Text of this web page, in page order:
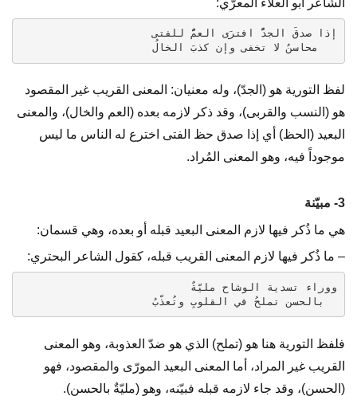
إذا صدقَ الجدُّ افترَى العمُّ للفتى
لفظ التورية هو (الجدّ)، وله معنيان: المعنى القريب غير المقصود
هو (النسب والقربى)، وقد ذكر لازمه بعده (العم والخال)، والمعنى
البعيد (الحظ) أي إذا صدق حظ الفتى اخترع له الناس ما ليس
موجوداً فيه، وهو المعنى المُراد.
3- مبيّنة
هي ما ذُكر فيها لازم المعنى البعيد قبله أو بعده، وهي قسمان:
– ما ذُكر فيها لازم المعنى القريب قبله، كقول الشاعر البحتري:
ووراء تسدية الوشاح مليّةٌ
فلفظ التورية هنا هو (تملح) الذي هو ضدّ العذوبة، وهو المعنى
القريب غير المراد، أما المعنى البعيد المورّى والمقصود، فهو
(الحسن)، وقد جاء لازمه قبله فبيّنه، وهو (مليّةٌ بالحسن).